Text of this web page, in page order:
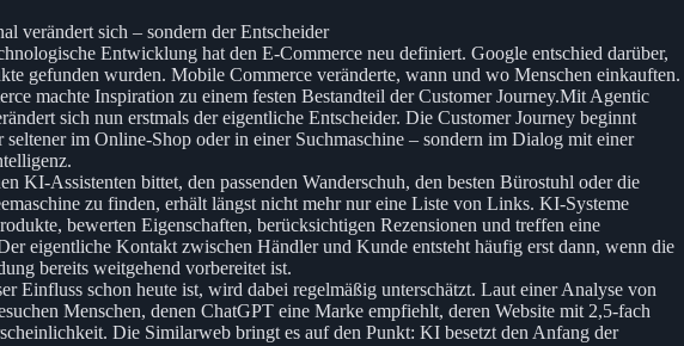
verändert sich – sondern der Entscheider
Entwicklung hat den E-Commerce neu definiert. Google entschied darüber,
gefunden wurden. Mobile Commerce veränderte, wann und wo Menschen einkauften.
machte Inspiration zu einem festen Bestandteil der Customer Journey.Mit Agentic
sich nun erstmals der eigentliche Entscheider. Die Customer Journey beginnt
im Online-Shop oder in einer Suchmaschine – sondern im Dialog mit einer
KI-Assistenten bittet, den passenden Wanderschuh, den besten Bürostuhl oder die
zu finden, erhält längst nicht mehr nur eine Liste von Links. KI-Systeme
bewerten Eigenschaften, berücksichtigen Rezensionen und treffen eine
eigentliche Kontakt zwischen Händler und Kunde entsteht häufig erst dann, wenn die
bereits weitgehend vorbereitet ist.
Einfluss schon heute ist, wird dabei regelmäßig unterschätzt. Laut einer Analyse von
Menschen, denen ChatGPT eine Marke empfiehlt, deren Website mit 2,5-fach
Die Similarweb bringt es auf den Punkt: KI besetzt den Anfang der